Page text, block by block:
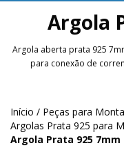
Argola
Argola aberta prata 925
para conexão de
Início / Peças para
Argolas Prata 925 para
Argola Prata 925 7mm